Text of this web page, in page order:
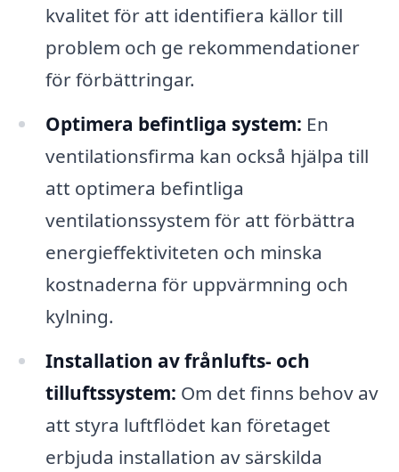
kvalitet för att identifiera källor till
problem och ge rekommendationer
för förbättringar.
Optimera befintliga system: En
ventilationsfirma kan också hjälpa till
att optimera befintliga
ventilationssystem för att förbättra
energieffektiviteten och minska
kostnaderna för uppvärmning och
kylning.
Installation av frånlufts- och
tilluftssystem: Om det finns behov av
att styra luftflödet kan företaget
erbjuda installation av särskilda